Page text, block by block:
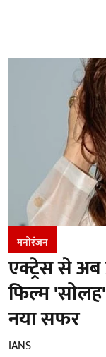
मनोरंजन
एक्ट्रेस से अब
फिल्म
नया सफर
IANS